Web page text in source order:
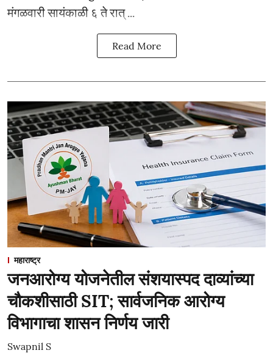
मंगळवारी सायंकाळी ६ ते रात् ...
Read More
महाराष्ट्र
जनआरोग्य योजनेतील संशयास्पद दाव्यांच्या
चौकशीसाठी SIT; सार्वजनिक आरोग्य
विभागाचा शासन निर्णय जारी
Swapnil S